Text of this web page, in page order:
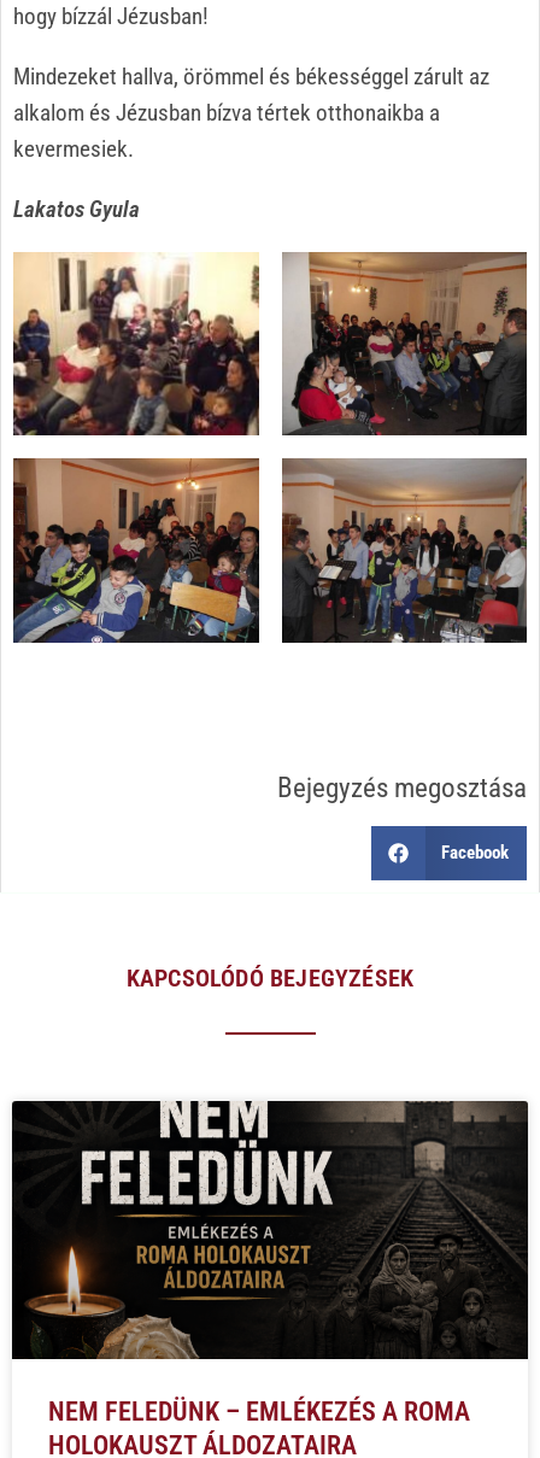
hogy bízzál Jézusban!
Mindezeket hallva, örömmel és békességgel zárult az
alkalom és Jézusban bízva tértek otthonaikba a
kevermesiek.
Lakatos Gyula
Bejegyzés megosztása
Facebook
KAPCSOLÓDÓ BEJEGYZÉSEK
NEM FELEDÜNK – EMLÉKEZÉS A ROMA
HOLOKAUSZT ÁLDOZATAIRA